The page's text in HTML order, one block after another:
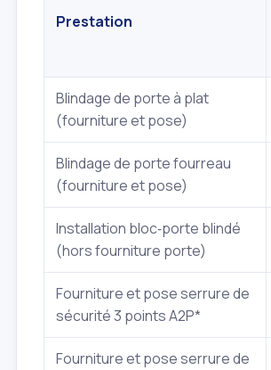
Prestation
Blindage de porte à plat
(fourniture et pose)
Blindage de porte fourreau
(fourniture et pose)
Installation bloc‑porte blindé
(hors fourniture porte)
Fourniture et pose serrure de
sécurité 3 points A2P*
Fourniture et pose serrure de